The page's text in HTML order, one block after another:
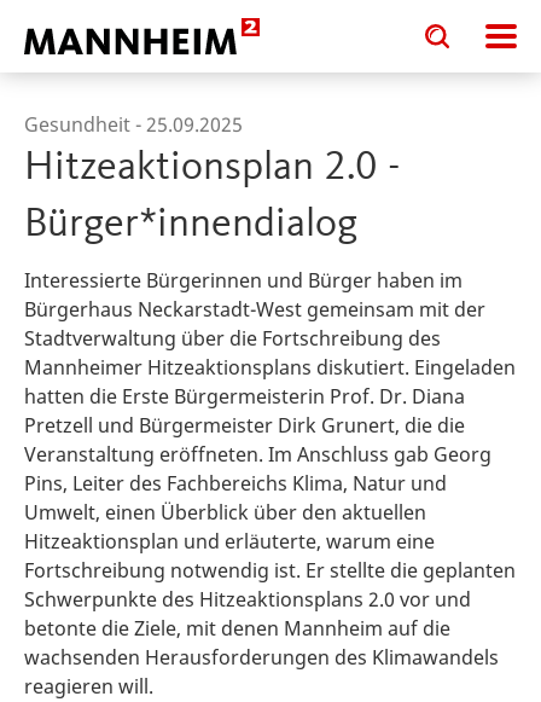
Toggle
search
input
Toggle
search
input
Gesundheit -25.09.2025
Hitzeaktionsplan 2.0 -
Bürger*innendialog
Interessierte Bürgerinnen und Bürger haben im
Bürgerhaus Neckarstadt-West gemeinsam mit der
Stadtverwaltung über die Fortschreibung des
Mannheimer Hitzeaktionsplans diskutiert. Eingeladen
hatten die Erste Bürgermeisterin Prof. Dr. Diana
Pretzell und Bürgermeister Dirk Grunert, die die
Veranstaltung eröffneten. Im Anschluss gab Georg
Pins, Leiter des Fachbereichs Klima, Natur und
Umwelt, einen Überblick über den aktuellen
Hitzeaktionsplan und erläuterte, warum eine
Fortschreibung notwendig ist. Er stellte die geplanten
Schwerpunkte des Hitzeaktionsplans 2.0 vor und
betonte die Ziele, mit denen Mannheim auf die
wachsenden Herausforderungen des Klimawandels
reagieren will.